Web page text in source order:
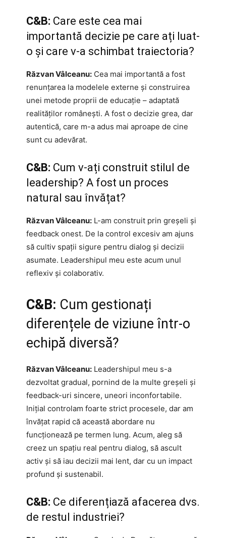
C&B: Care este cea mai
importantă decizie pe care ați luat-
o și care v-a schimbat traiectoria?
Răzvan Vâlceanu: Cea mai importantă a fost
renunțarea la modelele externe și construirea
unei metode proprii de educație – adaptată
realităților românești. A fost o decizie grea, dar
autentică, care m-a adus mai aproape de cine
sunt cu adevărat.
C&B: Cum v-ați construit stilul de
leadership? A fost un proces
natural sau învățat?
Răzvan Vâlceanu: L-am construit prin greșeli și
feedback onest. De la control excesiv am ajuns
să cultiv spații sigure pentru dialog și decizii
asumate. Leadershipul meu este acum unul
reflexiv și colaborativ.
C&B: Cum gestionați
diferențele de viziune într-o
echipă diversă?
Răzvan Vâlceanu: Leadershipul meu s-a
dezvoltat gradual, pornind de la multe greșeli și
feedback-uri sincere, uneori inconfortabile.
Inițial controlam foarte strict procesele, dar am
învățat rapid că această abordare nu
funcționează pe termen lung. Acum, aleg să
creez un spațiu real pentru dialog, să ascult
activ și să iau decizii mai lent, dar cu un impact
profund și sustenabil.
C&B: Ce diferențiază afacerea dvs.
de restul industriei?